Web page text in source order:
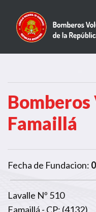
Famaillá
Fecha de Fundacion:
Lavalle Nº 510
Famaillá - CP: (4132)